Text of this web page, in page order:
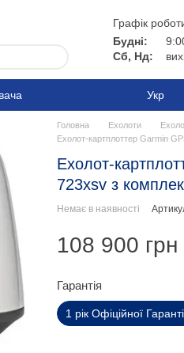
Графік
Будні:
Сб, Нд:
Укр
Головна Ехолоти
Ехолот-картплоттер Garmin
Ехолот-
723xsv з
Немає в наявності
108 900 грн
Гарантія
1 рік Офіційної